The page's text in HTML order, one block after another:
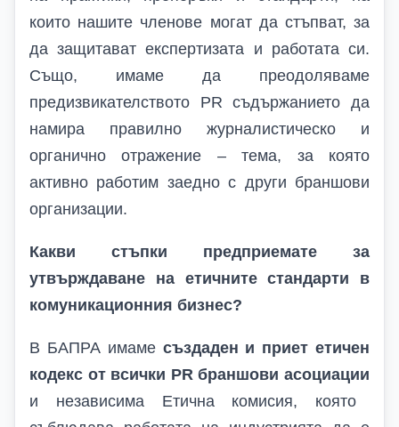
които нашите членове могат да стъпват, за
да защитават експертизата и работата си.
Също, имаме да преодоляваме
предизвикателството PR съдържанието да
намира правилно журналистическо и
органично отражение – тема, за която
активно работим заедно с други браншови
организации.
Какви стъпки предприемате за
утвърждаване на етичните стандарти в
комуникационния бизнес?
В БАПРА имаме създаден и приет етичен
кодекс от всички PRбраншови асоциации
и независима Етична комисия, която